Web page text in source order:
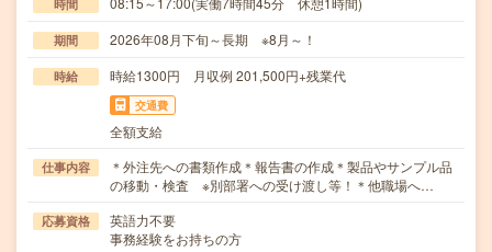
時間
期間 2026年08月下旬～長期 ※8月～！
時給 時給1300円 月収例 201,500円+残業代
交通費
全額支給
仕事内容
＊外注先への書類作成＊報告書の作成＊製品やサンプル品
の移動・検査 ※別部署への受け渡し等！＊他職場へ…
応募資格
英語力不要
事務経験をお持ちの方